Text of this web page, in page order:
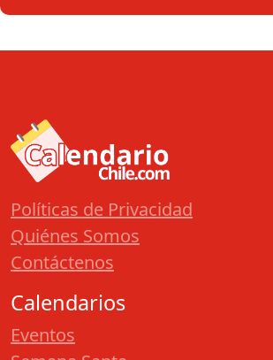
Políticas de Privacidad
Quiénes Somos
Contáctenos
Calendarios
Eventos